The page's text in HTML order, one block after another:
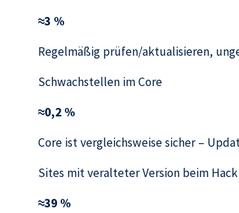
≈3 %
Regelmäßig prüfen/aktualisieren,
Schwachstellen im Core
≈0,2 %
Core ist vergleichsweise sicher –
Sites mit veralteter Version beim Hack
≈39 %